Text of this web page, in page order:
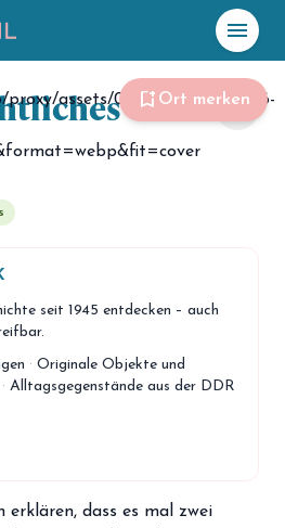
menu
bookmark_add Ort merken
Haus der Geschichte/Christoph Petras
share
seit 1945 entdecken – auch
· Originale Objekte und
· Alltagsgegenstände aus der DDR
erklären, dass es mal zwei